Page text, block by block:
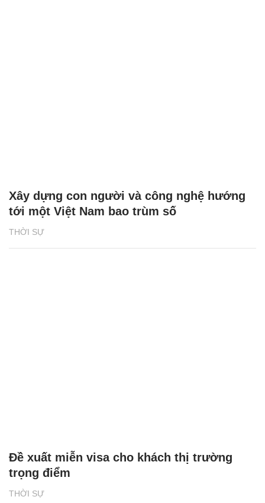
THỜI SỰ
Xây dựng con người và công nghệ hướng
tới một Việt Nam bao trùm số
THỜI SỰ
Đề xuất miễn visa cho khách thị trường
trọng điểm